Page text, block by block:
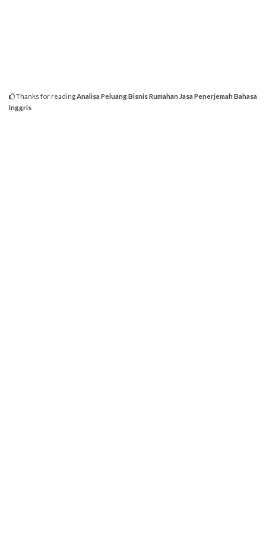
Thanks for reading Analisa Peluang Bisnis Rumahan Jasa Penerjemah Bahasa
Inggris